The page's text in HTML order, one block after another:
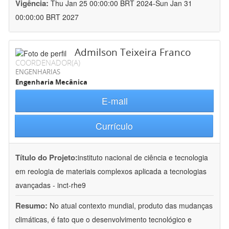
Vigência: Thu Jan 25 00:00:00 BRT 2024-Sun Jan 31
00:00:00 BRT 2027
Admilson Teixeira Franco
COORDENADOR(A)
ENGENHARIAS
Engenharia Mecânica
E-mail
Currículo
Título do Projeto:instituto nacional de ciência e tecnologia
em reologia de materiais complexos aplicada a tecnologias
avançadas - inct-rhe9
Resumo: No atual contexto mundial, produto das mudanças
climáticas, é fato que o desenvolvimento tecnológico e